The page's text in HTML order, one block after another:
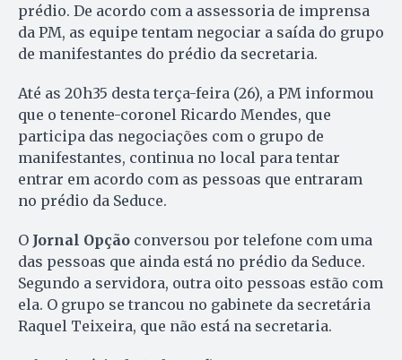
prédio. De acordo com a assessoria de imprensa
da PM, as equipe tentam negociar a saída do grupo
de manifestantes do prédio da secretaria.
Até as 20h35 desta terça-feira (26), a PM informou
que o tenente-coronel Ricardo Mendes, que
participa das negociações com o grupo de
manifestantes, continua no local para tentar
entrar em acordo com as pessoas que entraram
no prédio da Seduce.
O Jornal Opção conversou por telefone com uma
das pessoas que ainda está no prédio da Seduce.
Segundo a servidora, outra oito pessoas estão com
ela. O grupo se trancou no gabinete da secretária
Raquel Teixeira, que não está na secretaria.